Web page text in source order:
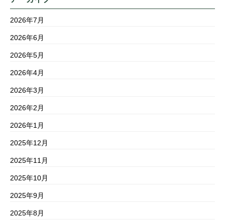
2026年7月
2026年6月
2026年5月
2026年4月
2026年3月
2026年2月
2026年1月
2025年12月
2025年11月
2025年10月
2025年9月
2025年8月